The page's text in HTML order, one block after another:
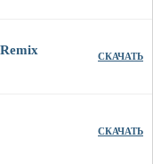
СКАЧАТЬ
СКАЧАТЬ